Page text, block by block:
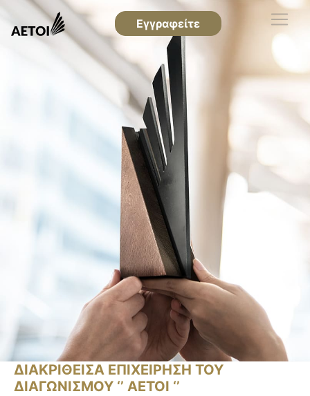
Εγγραφείτε
ΔΙΑΚΡΙΘΕΙΣΑ ΕΠΙΧΕΙΡΗΣΗ ΤΟΥ
ΔΙΑΓΩΝΙΣΜΟΥ ‘’ ΑΕΤΟΙ ‘’